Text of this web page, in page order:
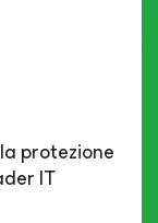
protezione
IT